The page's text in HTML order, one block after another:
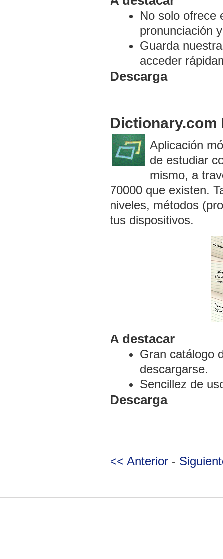
No solo ofrece
pronunciación
Guarda
acceder
Descarga
Dictionary.com
Aplicación
de estudiar
mismo, a
70000 que existen.
niveles, métodos
tus dispositivos.
A destacar
Gran catálogo
descargarse.
Sencillez de
Descarga
<< Anterior -